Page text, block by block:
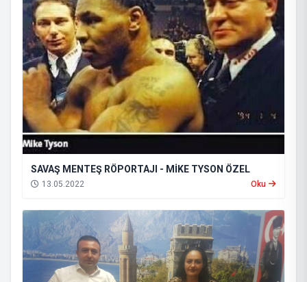
SAVAŞ MENTEŞ RÖPORTAJI - MİKE TYSON ÖZEL
13.05.2022 Oku